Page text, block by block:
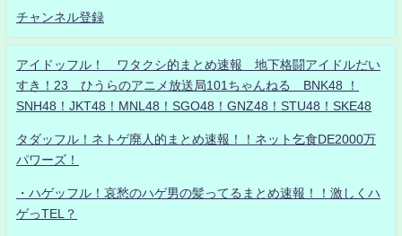
チャンネル登録
アイドッフル！ ワタクシ的まとめ速報 地下格闘アイドルだい
すき！23 ひうらのアニメ放送局101ちゃんねる BNK48 ！
SNH48！JKT48！MNL48！SGO48！GNZ48！STU48！SKE48
タダッフル！ネトゲ廃人的まとめ速報！！ネット乞食DE2000万
パワーズ！
・ハゲッフル！哀愁のハゲ男の髪ってるまとめ速報！！激しくハ
ゲっTEL？